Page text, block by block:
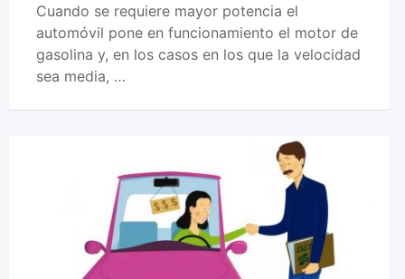
Cuando se requiere mayor potencia el
automóvil pone en funcionamiento el motor de
gasolina y, en los casos en los que la velocidad
sea media, …